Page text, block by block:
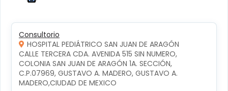
Consultorio
HOSPITAL PEDIÁTRICO SAN JUAN DE ARAGÓN
CALLE TERCERA CDA. AVENIDA 515 SIN NUMERO,
COLONIA SAN JUAN DE ARAGÓN 1A. SECCIÓN,
C.P.07969, GUSTAVO A. MADERO, GUSTAVO A.
MADERO,CIUDAD DE MEXICO